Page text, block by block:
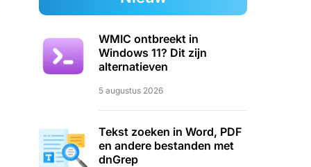
WMIC ontbreekt in
Windows 11? Dit zijn
alternatieven
5 augustus 2026
Tekst zoeken in Word, PDF
en andere bestanden met
dnGrep